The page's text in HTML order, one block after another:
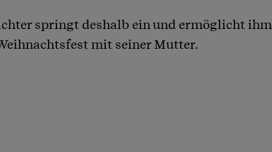
springt deshalb ein und ermöglicht ihm
mit seiner Mutter.